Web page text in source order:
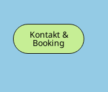
Kontakt &
Booking